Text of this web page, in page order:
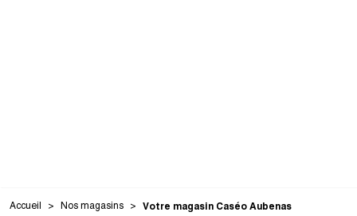
Accueil Nos magasins Votre magasin Caséo Aubenas